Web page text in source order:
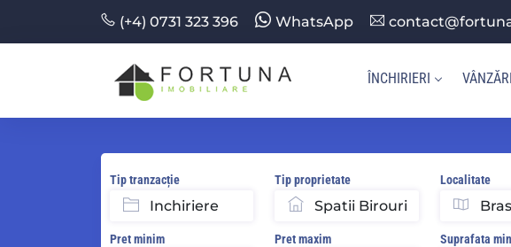
(+4) 0731 323 396 WhatsApp
ÎNCHIRIERI VÂNZĂRI
Tip tranzacție Tip proprietate Localitate
Pret minim Pret maxim Suprafata